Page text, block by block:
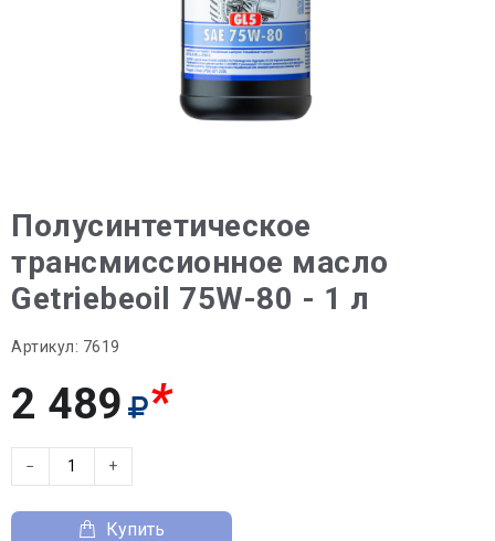
Полусинтетическое
трансмиссионное масло
Getriebeoil 75W-80 - 1 л
Артикул: 7619
2 489 *
− +
Купить